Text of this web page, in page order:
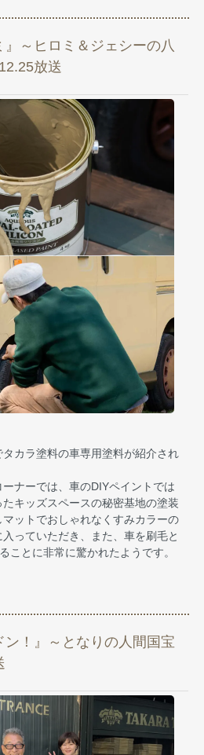
』～ヒロミ＆ジェシーの八
放送
カラ塗料の車専用塗料が紹介され
ナーでは、車のDIYペイントでは
キッズスペースの秘密基地の塗装
ットでおしゃれなくすみカラーの
っていただき、また、車を刷毛と
ことに非常に驚かれたようです。
ン！』～となりの人間国宝